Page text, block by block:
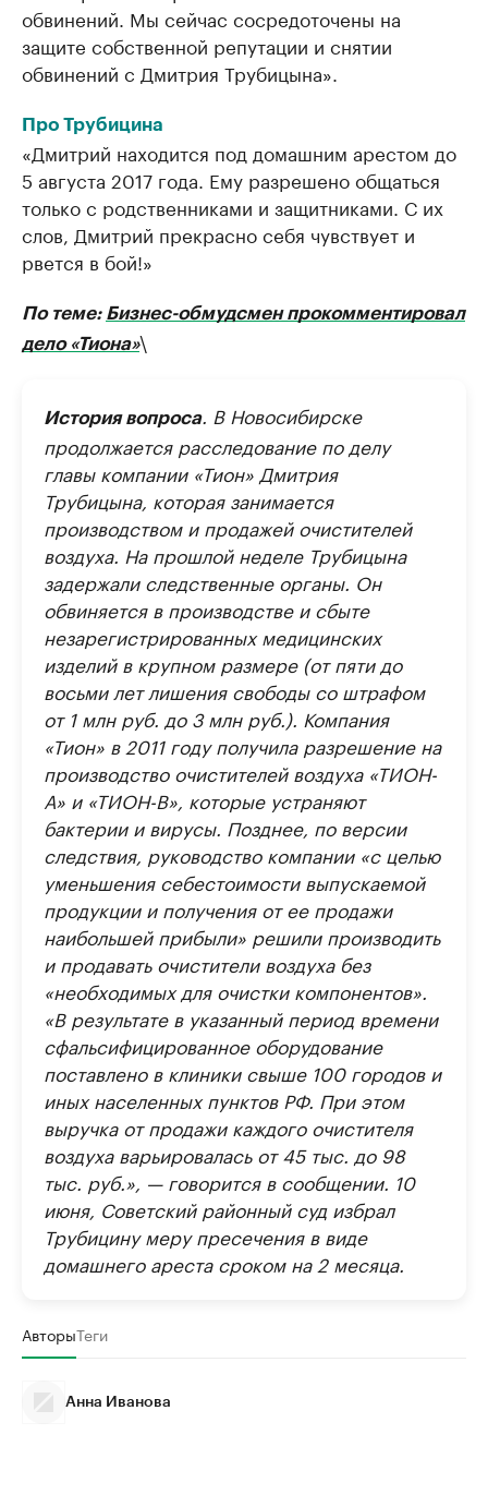
обвинений. Мы сейчас сосредоточены на
защите собственной репутации и снятии
обвинений с Дмитрия Трубицына».
Про Трубицина
«Дмитрий находится под домашним арестом до
5 августа 2017 года. Ему разрешено общаться
только с родственниками и защитниками. С их
слов, Дмитрий прекрасно себя чувствует и
рвется в бой!»
По теме: Бизнес-обмудсмен прокомментировал
дело «Тиона»\
История вопроса. В Новосибирске
продолжается расследование по делу
главы компании «Тион» Дмитрия
Трубицына, которая занимается
производством и продажей очистителей
воздуха. На прошлой неделе Трубицына
задержали следственные органы. Он
обвиняется в производстве и сбыте
незарегистрированных медицинских
изделий в крупном размере (от пяти до
восьми лет лишения свободы со штрафом
от 1 млн руб. до 3 млн руб.). Компания
«Тион» в 2011 году получила разрешение на
производство очистителей воздуха «ТИОН-
А» и «ТИОН-В», которые устраняют
бактерии и вирусы. Позднее, по версии
следствия, руководство компании «с целью
уменьшения себестоимости выпускаемой
продукции и получения от ее продажи
наибольшей прибыли» решили производить
и продавать очистители воздуха без
«необходимых для очистки компонентов».
«В результате в указанный период времени
сфальсифицированное оборудование
поставлено в клиники свыше 100 городов и
иных населенных пунктов РФ. При этом
выручка от продажи каждого очистителя
воздуха варьировалась от 45 тыс. до 98
тыс. руб.», — говорится в сообщении. 10
июня, Советский районный суд избрал
Трубицину меру пресечения в виде
домашнего ареста сроком на 2 месяца.
АвторыТеги
Анна Иванова